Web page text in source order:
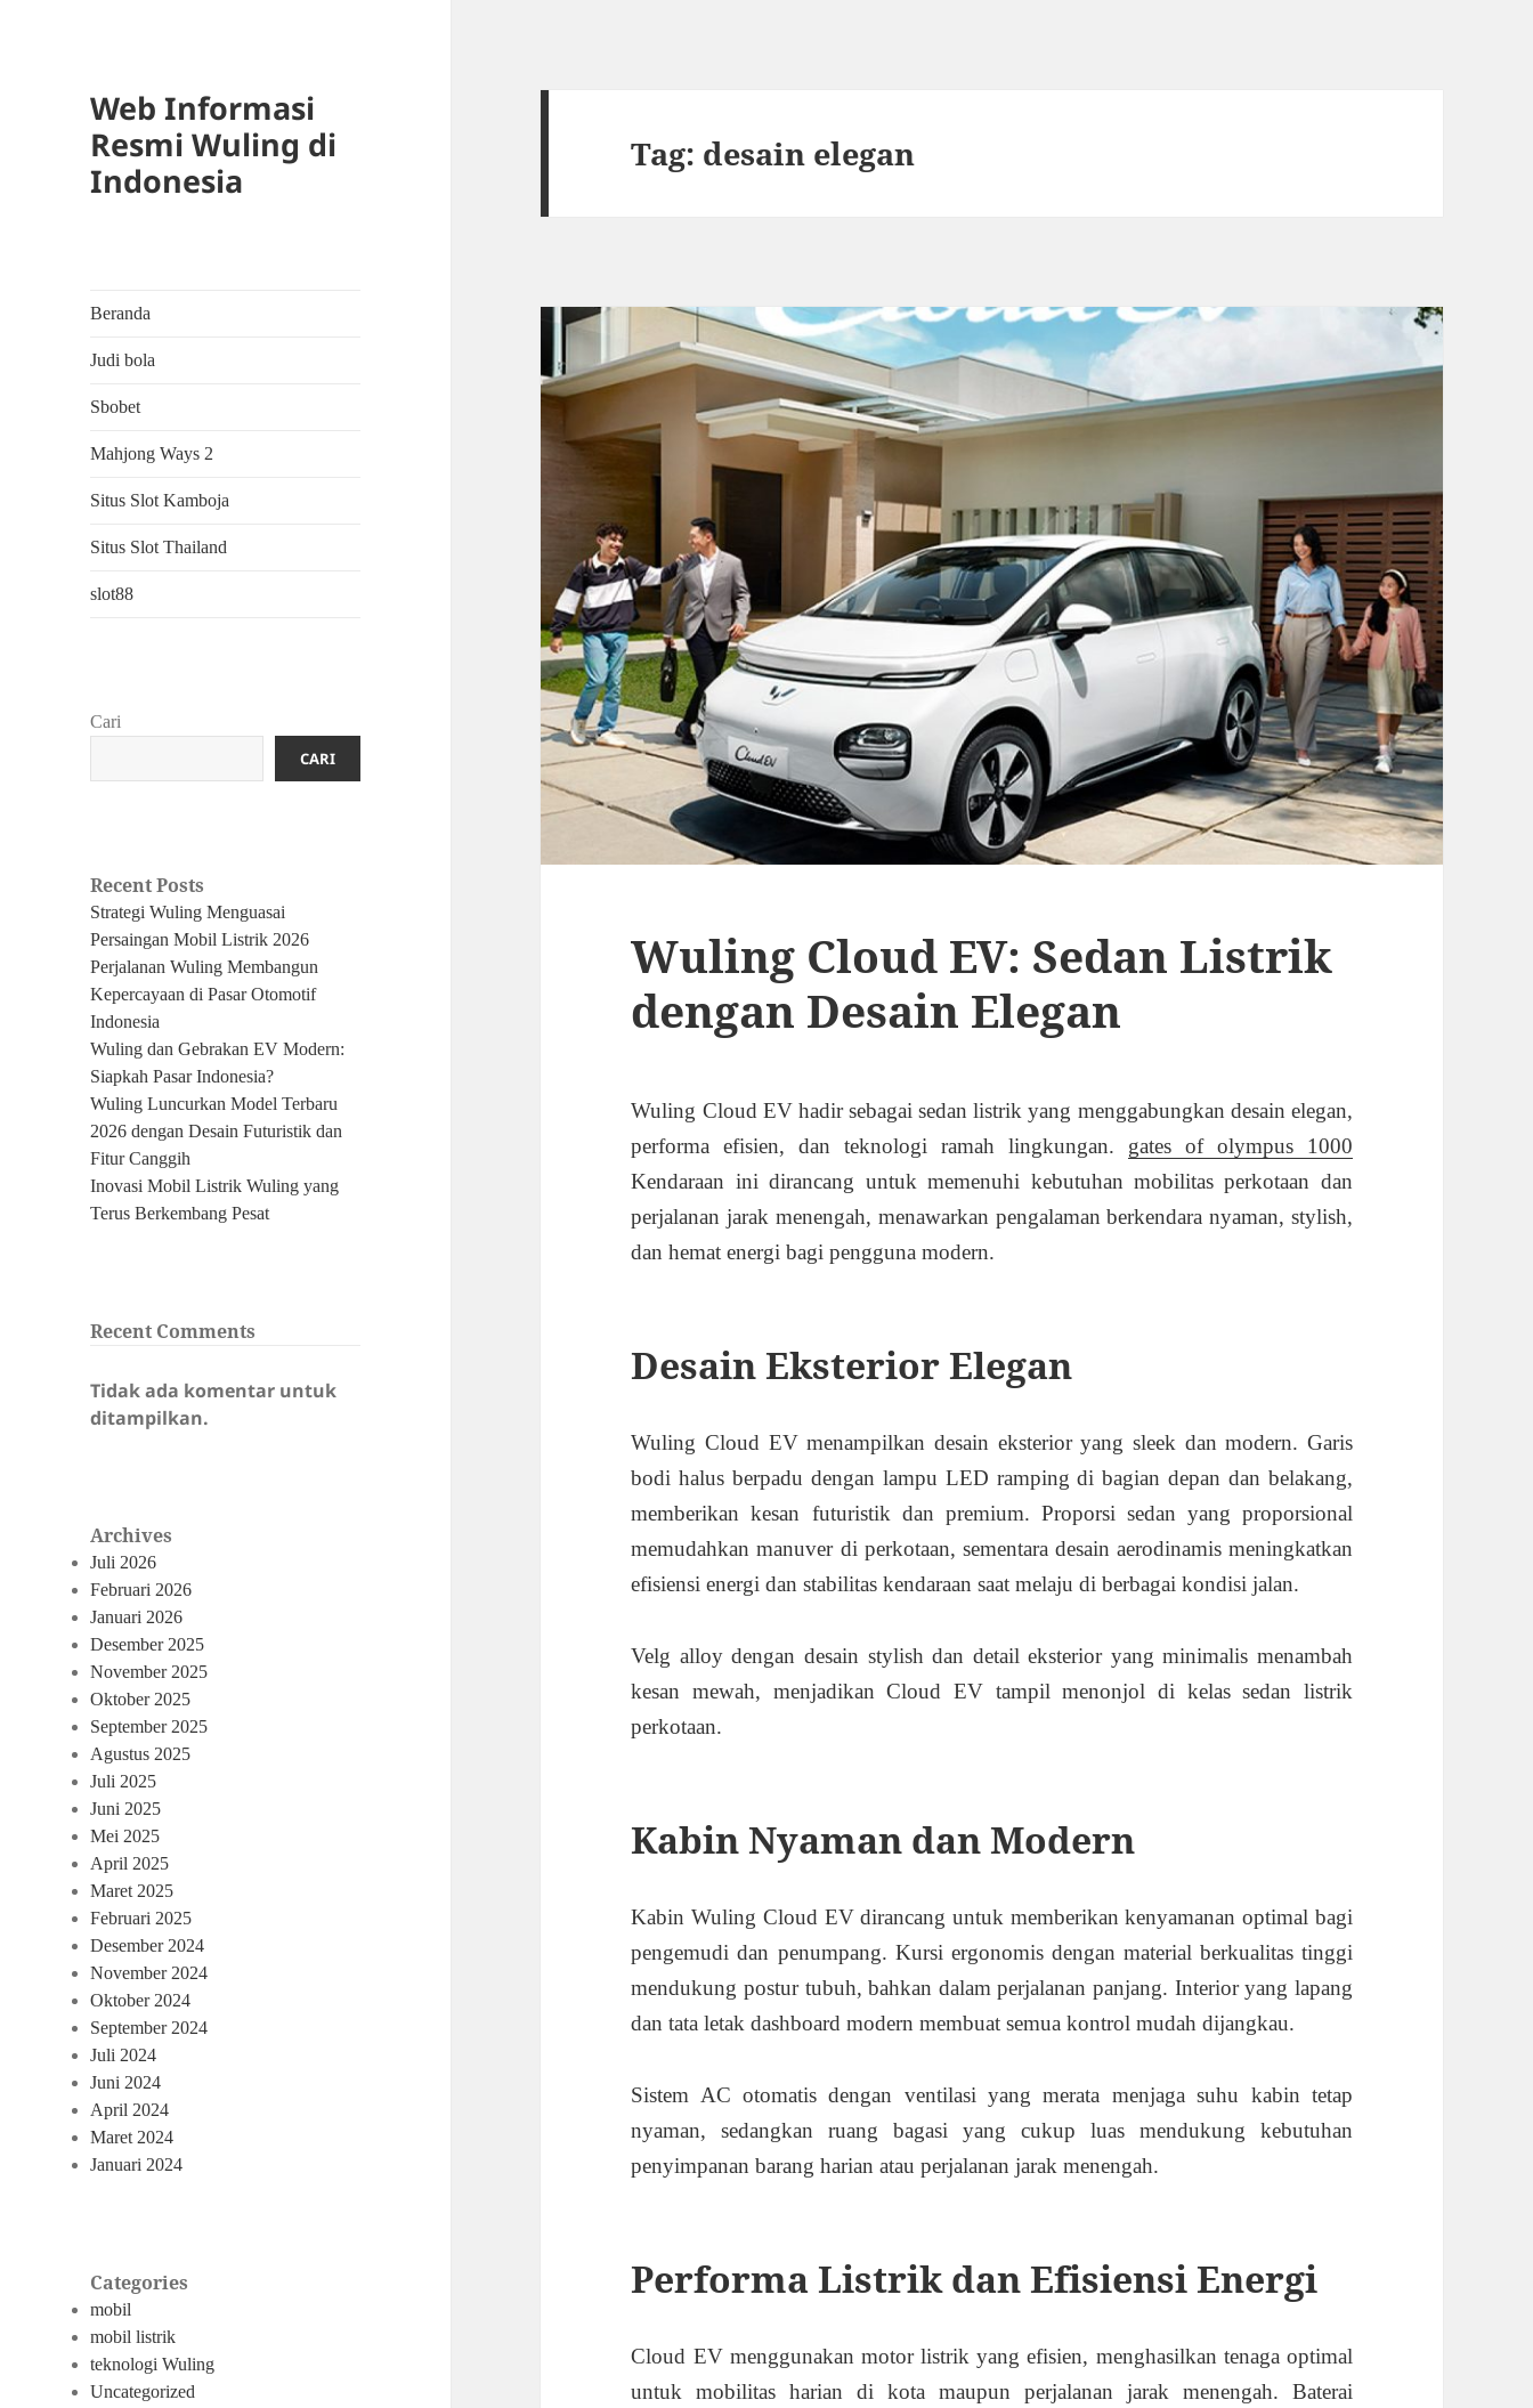
Web Informasi
Resmi Wuling di
Indonesia
Beranda
Judi bola
Sbobet
Mahjong Ways 2
Situs Slot Kamboja
Situs Slot Thailand
slot88
Cari
CARI
Recent Posts
Strategi Wuling Menguasai
Persaingan Mobil Listrik 2026
Perjalanan Wuling Membangun
Kepercayaan di Pasar Otomotif
Indonesia
Wuling dan Gebrakan EV Modern:
Siapkah Pasar Indonesia?
Wuling Luncurkan Model Terbaru
2026 dengan Desain Futuristik dan
Fitur Canggih
Inovasi Mobil Listrik Wuling yang
Terus Berkembang Pesat
Recent Comments
Tidak ada komentar untuk
ditampilkan.
Archives
Juli 2026
Februari 2026
Januari 2026
Desember 2025
November 2025
Oktober 2025
September 2025
Agustus 2025
Juli 2025
Juni 2025
Mei 2025
April 2025
Maret 2025
Februari 2025
Desember 2024
November 2024
Oktober 2024
September 2024
Juli 2024
Juni 2024
April 2024
Maret 2024
Januari 2024
Categories
mobil
mobil listrik
teknologi Wuling
Uncategorized
Tag: desain elegan
Wuling Cloud EV: Sedan Listrik
dengan Desain Elegan
Wuling Cloud EV hadir sebagai sedan listrik yang menggabungkan desain elegan,
performa efisien, dan teknologi ramah lingkungan. gates of olympus 1000
Kendaraan ini dirancang untuk memenuhi kebutuhan mobilitas perkotaan dan
perjalanan jarak menengah, menawarkan pengalaman berkendara nyaman, stylish,
dan hemat energi bagi pengguna modern.
Desain Eksterior Elegan
Wuling Cloud EV menampilkan desain eksterior yang sleek dan modern. Garis
bodi halus berpadu dengan lampu LED ramping di bagian depan dan belakang,
memberikan kesan futuristik dan premium. Proporsi sedan yang proporsional
memudahkan manuver di perkotaan, sementara desain aerodinamis meningkatkan
efisiensi energi dan stabilitas kendaraan saat melaju di berbagai kondisi jalan.
Velg alloy dengan desain stylish dan detail eksterior yang minimalis menambah
kesan mewah, menjadikan Cloud EV tampil menonjol di kelas sedan listrik
perkotaan.
Kabin Nyaman dan Modern
Kabin Wuling Cloud EV dirancang untuk memberikan kenyamanan optimal bagi
pengemudi dan penumpang. Kursi ergonomis dengan material berkualitas tinggi
mendukung postur tubuh, bahkan dalam perjalanan panjang. Interior yang lapang
dan tata letak dashboard modern membuat semua kontrol mudah dijangkau.
Sistem AC otomatis dengan ventilasi yang merata menjaga suhu kabin tetap
nyaman, sedangkan ruang bagasi yang cukup luas mendukung kebutuhan
penyimpanan barang harian atau perjalanan jarak menengah.
Performa Listrik dan Efisiensi Energi
Cloud EV menggunakan motor listrik yang efisien, menghasilkan tenaga optimal
untuk mobilitas harian di kota maupun perjalanan jarak menengah. Baterai